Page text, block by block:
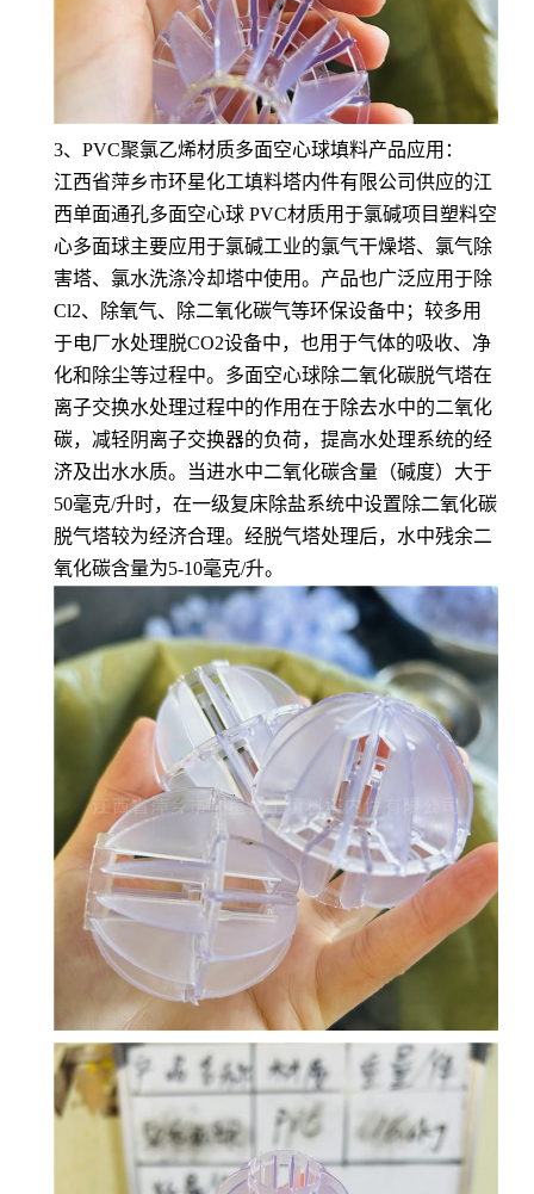
3、PVC聚氯乙烯材质多面空心球填料产品应用：
江西省萍乡市环星化工填料塔内件有限公司供应的江
西单面通孔多面空心球 PVC材质用于氯碱项目塑料空
心多面球主要应用于氯碱工业的氯气干燥塔、氯气除
害塔、氯水洗涤冷却塔中使用。产品也广泛应用于除
Cl2、除氧气、除二氧化碳气等环保设备中；较多用
于电厂水处理脱CO2设备中，也用于气体的吸收、净
化和除尘等过程中。多面空心球除二氧化碳脱气塔在
离子交换水处理过程中的作用在于除去水中的二氧化
碳，减轻阴离子交换器的负荷，提高水处理系统的经
济及出水水质。当进水中二氧化碳含量（碱度）大于
50毫克/升时，在一级复床除盐系统中设置除二氧化碳
脱气塔较为经济合理。经脱气塔处理后，水中残余二
氧化碳含量为5-10毫克/升。